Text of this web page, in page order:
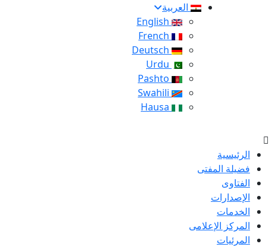
العربية
الرئيسية
فضيلة المفتى
الفتاوى
الإصدارات
الخدمات
المركز الإعلامى
المرئيات